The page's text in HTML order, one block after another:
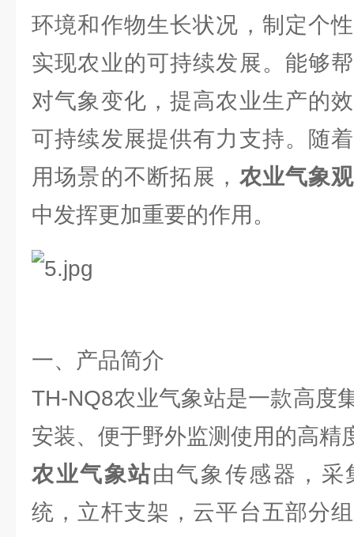
环境和作物生长状况，制定个
实现农业的可持续发展。能够
对气象变化，提高农业生产的
可持续发展提供有力支持。随
用场景的不断拓展， 农业气象
中发挥更加重要的作用。
一、产品简介
TH-NQ8农业气象站是一款高度
安装、便于野外监测使用的高精
农业气象站由气象传感器，
统，立杆支架，云平台五部分